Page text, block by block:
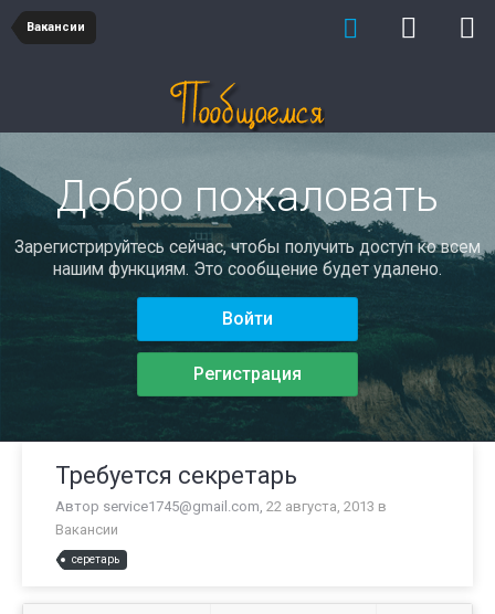
Вакансии
Добро пожаловать
Зарегистрируйтесь сейчас, чтобы получить доступ ко всем
нашим функциям. Это сообщение будет удалено.
Войти
Регистрация
Требуется секретарь
Автор service1745@gmail.com, 22 августа, 2013 в
Вакансии
серетарь